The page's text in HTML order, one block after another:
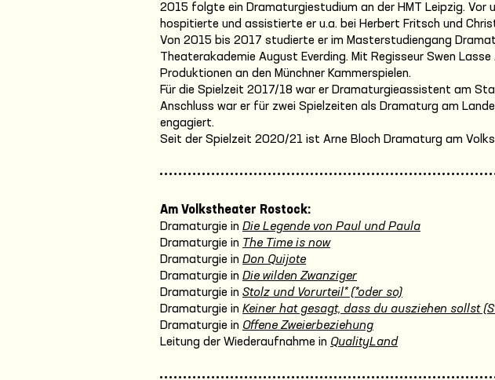
2015 folgte ein Dramaturgiestudium an der HMT Leipzig. Vor
hospitierte und assistierte er u.a. bei Herbert Fritsch und
Von 2015 bis 2017 studierte er im Masterstudiengang
Theaterakademie August Everding. Mit Regisseur Swen
Produktionen an den Münchner Kammerspielen.
Für die Spielzeit 2017/18 war er Dramaturgieassistent am
Anschluss war er für zwei Spielzeiten als Dramaturg am
engagiert.
Seit der Spielzeit 2020/21 ist Arne Bloch Dramaturg am
Am Volkstheater Rostock:
Dramaturgie in Die Legende von Paul und Paula
Dramaturgie in The Time is now
Dramaturgie in Don Quijote
Dramaturgie in Die wilden Zwanziger
Dramaturgie in Stolz und Vorurteil* (*oder so)
Dramaturgie in Keiner hat gesagt, dass du ausziehen sollst
Dramaturgie in Offene Zweierbeziehung
Leitung der Wiederaufnahme in QualityLand